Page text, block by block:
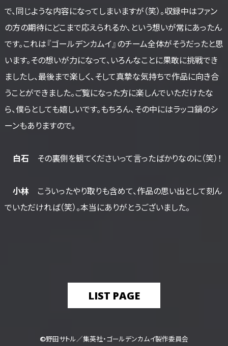
で、同じような内容になってしまいますが（笑）。収録中はファン
の方の期待にどこまで応えられるか、という想いが常にあったん
です。これは『ゴールデンカムイ』のチーム全体がそうだったと思
います。その想いが力になって、いろんなことに果敢に挑戦でき
ましたし、最後まで楽しく、そして真摯な気持ちで作品に向き合
うことができました。ご覧になった方に楽しんでいただけたな
ら、僕らとしても嬉しいです。もちろん、その中にはラッコ鍋のシ
ーンもありますので。
白石 その裏側を観てくださいって言ったばかりなのに（笑）！
小林 こういったやり取りも含めて、作品の思い出として刻ん
でいただければ（笑）。本当にありがとうございました。
LIST PAGE
©野田サトル／集英社・ゴールデンカムイ製作委員会